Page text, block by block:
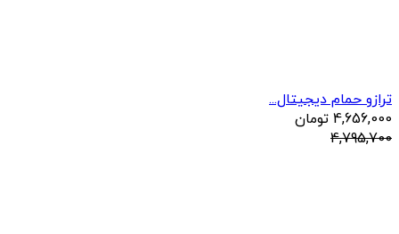
ترازو حمام دیجیتال...
4,656,000 تومان
4,795,700